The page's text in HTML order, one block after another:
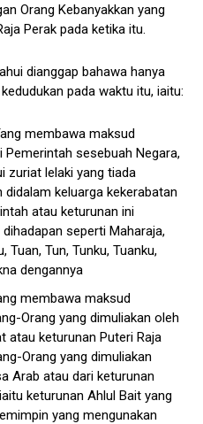
Orang Kebanyakkan yang
Perak pada ketika itu.
dianggap bahawa hanya
pada waktu itu, iaitu:
membawa maksud
sesebuah Negara,
zuriat lelaki yang tiada
keluarga kekerabatan
atau keturunan ini
seperti Maharaja,
Tuan, Tun, Tunku, Tuanku,
dengannya
membawa maksud
Orang yang dimuliakan oleh
atau keturunan Puteri Raja
Orang yang dimuliakan
Arab atau dari keturunan
keturunan Ahlul Bait yang
yang mengunakan